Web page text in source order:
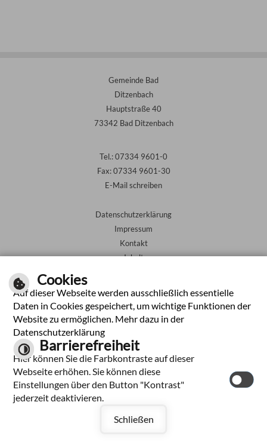
Gemeinde Bad
Ditzenbach
Hauptstraße 40
73342 Bad Ditzenbach
Tel.: 07334 9601-0
Fax: 07334 9601-30
E-Mail schreiben
Datenschutzerklärung
Impressum
Kontakt
Leichte Sprache
Gebärdensprache
Cookies
Auf dieser Webseite werden ausschließlich essentielle
Daten in Cookies gespeichert, um wichtige Funktionen der
Website zu ermöglichen. Mehr dazu in der
Datenschutzerklärung
Barrierefreiheit
Hier können Sie die Farbkontraste auf dieser
Webseite erhöhen. Sie können diese
Einstellungen über den Button "Kontrast"
jederzeit deaktivieren.
Schließen